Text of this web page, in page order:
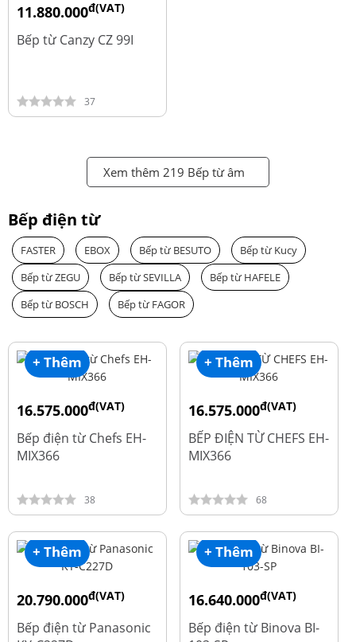
11.880.000đ(VAT)
13.980.000
Bếp từ Canzy CZ 99I
37
Xem thêm 219 Bếp từ âm
Bếp điện từ
FASTER EBOX Bếp từ BESUTO
Bếp từ Kucy
Bếp từ ZEGU
Bếp từ SEVILLA
Bếp từ HAFELE
Bếp từ BOSCH
Bếp từ FAGOR
+ Thêm
16.575.000đ(VAT)
19.500.000
Bếp điện từ Chefs EH-
MIX366
38
+ Thêm
16.575.000đ(VAT)
19.500.000
BẾP ĐIỆN TỪ CHEFS EH-
MIX366
68
+ Thêm
20.790.000đ(VAT)
25.990.000
Bếp điện từ Panasonic
+ Thêm
16.640.000đ(VAT)
20.800.000
Bếp điện từ Binova BI-